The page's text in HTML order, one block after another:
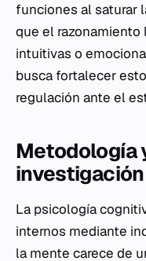
funciones al saturar
que el
intuitivas o
busca fortalecer
regulación ante el
Metodología
investigación
La psicología
internos mediante
la mente carece de